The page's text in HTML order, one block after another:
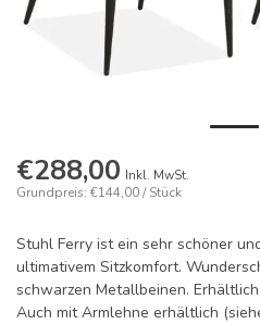
€288,00 Inkl. MwSt.
Grundpreis: €144,00 / Stück
Stuhl Ferry ist ein sehr schöner
ultimativem Sitzkomfort.
schwarzen Metallbeinen.
Auch mit Armlehne erhältlich